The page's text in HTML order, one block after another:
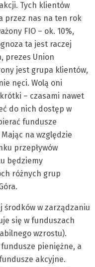
Tych klientów
przez nas na ten rok
FIO – ok. 10%,
ta jest raczej
prezes Union
jest grupa klientów,
nęci. Wolą oni
– czasami nawet
do nich dostęp w
fundusze
na względzie
przepływów
będziemy
różnych grup
środków w zarządzaniu
się w funduszach
wzrostu).
pieniężne, a
akcyjne.